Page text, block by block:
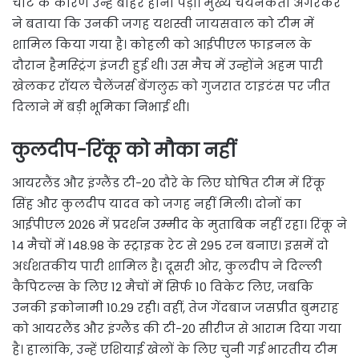
ने बताया कि उनकी जगह यशस्वी जायसवाल को टीम में
शामिल किया गया है। कोहली को आईपीएल फाइनल के
दौरान हैमस्ट्रिंग इंजरी हुई थी। उस मैच में उन्होंने अहम पारी
खेलकर रॉयल चैलेंजर्स बेंगलुरु को गुजरात टाइटंस पर जीत
दिलाने में बड़ी भूमिका निभाई थी।
कुलदीप-रिंकू को मौका नहीं
आयरलैंड और इंग्लैंड टी-20 दौरे के लिए घोषित टीम में रिंकू
सिंह और कुलदीप यादव को जगह नहीं मिली। दोनों का
आईपीएल 2026 में प्रदर्शन उम्मीद के मुताबिक नहीं रहा। रिंकू ने
14 मैचों में 148.98 के स्ट्राइक रेट से 295 रन बनाए। इसमें दो
अर्धशतकीय पारी शामिल है। दूसरी ओर, कुलदीप ने दिल्ली
कैपिटल्स के लिए 12 मैचों में सिर्फ 10 विकेट लिए, जबकि
उनकी इकोनामी 10.29 रही। वहीं, तेज गेंदबाज जसप्रीत बुमराह
को आयरलैंड और इंग्लैंड की टी-20 सीरीज से आराम दिया गया
है। हालांकि, उन्हें एशियाई खेलों के लिए चुनी गई भारतीय टीम